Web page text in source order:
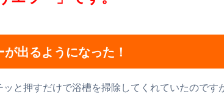
出るようになった！
と押すだけで浴槽を掃除してくれていたのです